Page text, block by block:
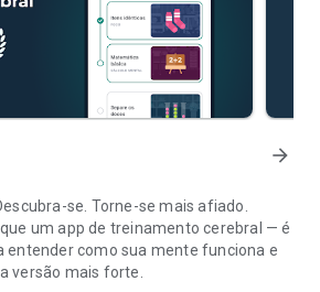
arrow_forward
se. Torne-se mais afiado.
um app de treinamento cerebral — é
entender como sua mente funciona e
versão mais forte.